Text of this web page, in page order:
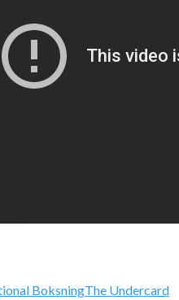
BoksningThe Undercard